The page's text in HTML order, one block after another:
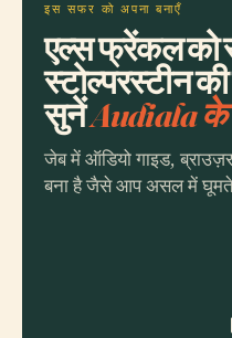
इस सफर को अपना बनाएँ
एल्स फ्रेंकल को
स्टोल्परस्टीन
सुनेंAudiala
जेब में ऑडियो गाइड,
बना है जैसे आप असल में